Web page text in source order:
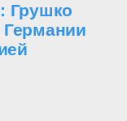
Грушко